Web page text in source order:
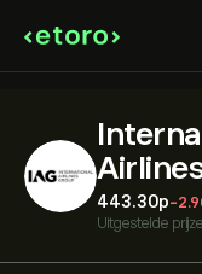
443.30‎p‎-
Uitgestelde